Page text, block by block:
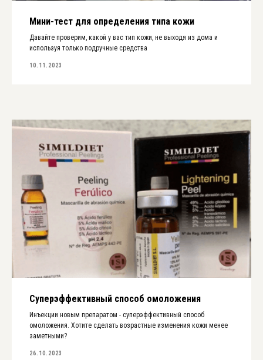
Мини-тест для определения типа кожи
Давайте проверим, какой у вас тип кожи, не выходя из дома и
используя только подручные средства
10.11.2023
Суперэффективный способ омоложения
Инъекции новым препаратом - суперэффективный способ
омоложения. Хотите сделать возрастные изменения кожи менее
заметными?
26.10.2023